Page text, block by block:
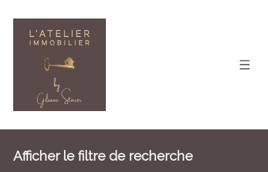
Afficher le filtre de recherche